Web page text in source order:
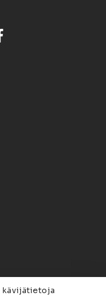
kävijätietoja